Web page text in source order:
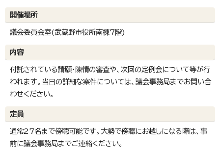
開催場所
議会委員会室(武蔵野市役所南棟7階)
内容
付託されている請願・陳情の審査や、次回の定例会について等が行
われます。当日の詳細な案件については、議会事務局までお問い合
わせください。
定員
通常27名まで傍聴可能です。大勢で傍聴にお越しになる際は、事
前に議会事務局までご連絡ください。